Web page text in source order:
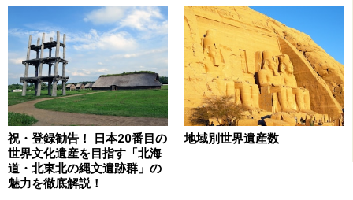
世界遺産暫定リスト記載の物件で、2008年の世界遺産委
員会において世界遺産への登録が期待されている。世界
遺産登録後の観光客ラッシュを避けて、いまのうちに訪
ねてみてはいかが？
平泉の桜は全国的に有名で、かつては吉野山の千本桜
（こちらも世界遺産。見ごろは４月初～中旬）を上回る
ほどの規模だったという。桜の見ごろは４月中旬～５月
祝・登録勧告！ 日本20番目の
世界文化遺産を目指す「北海
道・北東北の縄文遺跡群」の
魅力を徹底解説！
地域別世界遺産数